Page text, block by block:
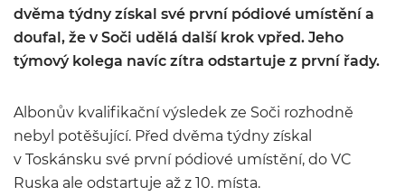
dvěma týdny získal své první pódiové umístění a
doufal, že v Soči udělá další krok vpřed. Jeho
týmový kolega navíc zítra odstartuje z první řady.
Albonův kvalifikační výsledek ze Soči rozhodně
nebyl potěšující. Před dvěma týdny získal
v Toskánsku své první pódiové umístění, do VC
Ruska ale odstartuje až z 10. místa.